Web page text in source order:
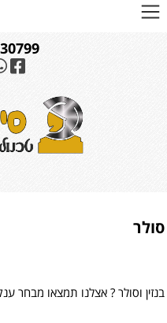
סולר
מתעניינים
בנזין וסולר ? אצלנו תמצאו מבחר
כגון :